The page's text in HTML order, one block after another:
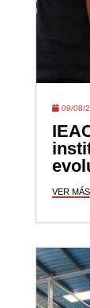
09/08/
VER MÁS